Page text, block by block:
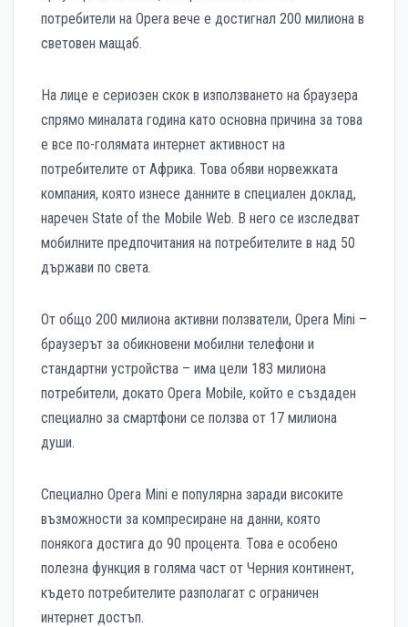
потребители на Opera вече е достигнал 200 милиона в
световен мащаб.
На лице е сериозен скок в използването на браузера
спрямо миналата година като основна причина за това
е все по-голямата интернет активност на
потребителите от Африка. Това обяви норвежката
компания, която изнесе данните в специален доклад,
наречен State of the Mobile Web. В него се изследват
мобилните предпочитания на потребителите в над 50
държави по света.
От общо 200 милиона активни ползватели, Opera Mini –
браузерът за обикновени мобилни телефони и
стандартни устройства – има цели 183 милиона
потребители, докато Opera Mobile, който е създаден
специално за смартфони се ползва от 17 милиона
души.
Специално Opera Mini е популярна заради високите
възможности за компресиране на данни, която
понякога достига до 90 процента. Това е особено
полезна функция в голяма част от Черния континент,
където потребителите разполагат с ограничен
интернет достъп.